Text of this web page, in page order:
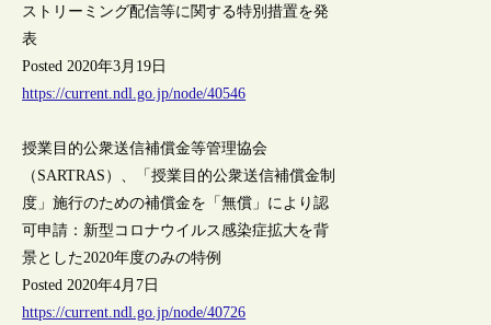
ストリーミング配信等に関する特別措置を発
表
Posted 2020年3月19日
https://current.ndl.go.jp/node/40546
授業目的公衆送信補償金等管理協会
（SARTRAS）、「授業目的公衆送信補償金制
度」施行のための補償金を「無償」により認
可申請：新型コロナウイルス感染症拡大を背
景とした2020年度のみの特例
Posted 2020年4月7日
https://current.ndl.go.jp/node/40726